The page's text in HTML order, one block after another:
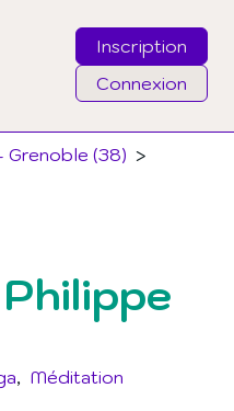
Inscription
Connexion
Grenoble (38) >
mot de passe
Méditation